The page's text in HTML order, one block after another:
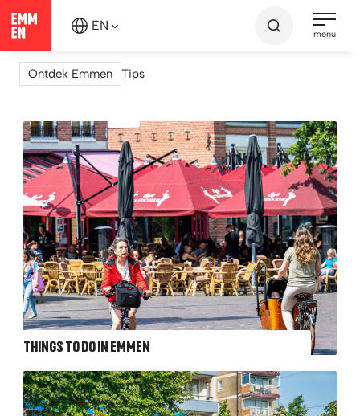
Continue
content
EN
menu
Ontdek Emmen Tips
THINGS TO DO IN EMMEN